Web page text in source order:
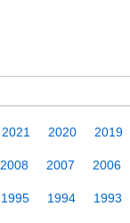
2021 2020 2019
2008 2007 2006
1995 1994 1993